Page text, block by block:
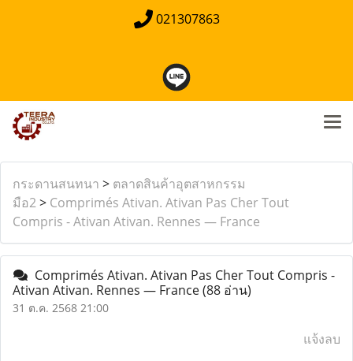
021307863
กระดานสนทนา > ตลาดสินค้าอุตสาหกรรม
มือ2> Comprimés Ativan. Ativan Pas Cher Tout
Compris - Ativan Ativan. Rennes — France
Comprimés Ativan. Ativan Pas Cher Tout Compris -
Ativan Ativan. Rennes — France(88 อ่าน)
31 ต.ค. 2568 21:00
แจ้งลบ